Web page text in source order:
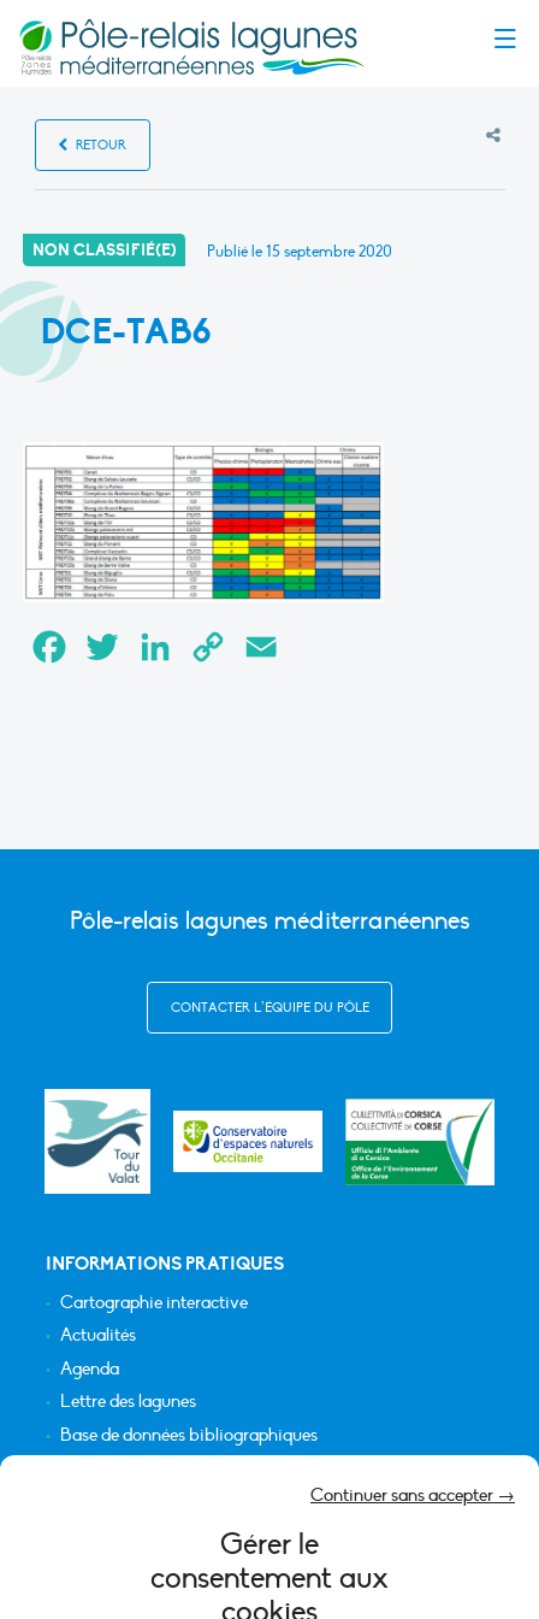
Gérer le
consentement aux
cookies
Continuer sans accepter →
RETOUR
NON CLASSIFIÉ(E) Publié le15 septembre 2020
DCE-TAB6
FacebookTwitter LinkedInCopy
Pôle-relais lagunes méditerranéennes
CONTACTER L’ÉQUIPE DU PÔLE
INFORMATIONS PRATIQUES
Cartographie interactive
Actualités
Agenda
Lettre des lagunes
Base de données bibliographiques
Mentions légales